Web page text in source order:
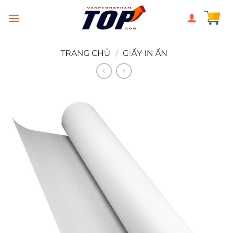
đến
TRANG CHỦ
/ GIẤY IN ẤN